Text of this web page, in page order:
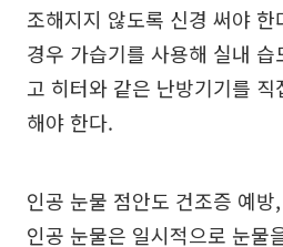
조해지지 않도록 신경 써야
경우 가습기를 사용해 실내
고 히터와 같은 난방기기를
해야 한다.
인공 눈물 점안도 건조증 예
인공 눈물은 일시적으로 눈물